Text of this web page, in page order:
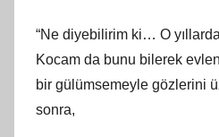
“Ne diyebilirim ki… O yıllarda
Kocam da bunu bilerek
bir gülümsemeyle gözlerini
sonra,